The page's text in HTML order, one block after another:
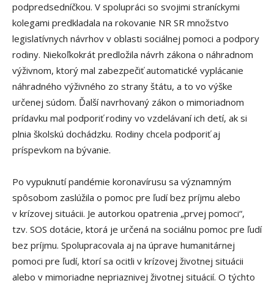
podpredsedníčkou. V spolupráci so svojimi straníckymi
kolegami predkladala na rokovanie NR SR množstvo
legislatívnych návrhov v oblasti sociálnej pomoci a podpory
rodiny. Niekoľkokrát predložila návrh zákona o náhradnom
výživnom, ktorý mal zabezpečiť automatické vyplácanie
náhradného výživného zo strany štátu, a to vo výške
určenej súdom. Ďalší navrhovaný zákon o mimoriadnom
prídavku mal podporiť rodiny vo vzdelávaní ich detí, ak si
plnia školskú dochádzku. Rodiny chcela podporiť aj
príspevkom na bývanie.
Po vypuknutí pandémie koronavírusu sa významným
spôsobom zaslúžila o pomoc pre ľudí bez príjmu alebo
v krízovej situácii. Je autorkou opatrenia „prvej pomoci“,
tzv. SOS dotácie, ktorá je určená na sociálnu pomoc pre ľudí
bez príjmu. Spolupracovala aj na úprave humanitárnej
pomoci pre ľudí, ktorí sa ocitli v krízovej životnej situácii
alebo v mimoriadne nepriaznivej životnej situácií. O týchto